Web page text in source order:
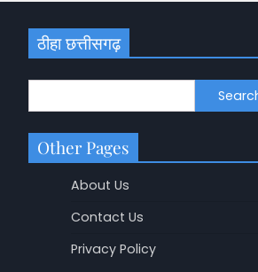
ठीहा छत्तीसगढ़
Other Pages
About Us
Contact Us
Privacy Policy